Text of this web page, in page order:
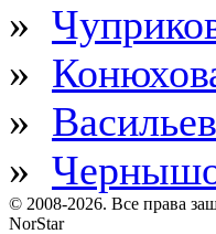
»
»
»
»
© 2008-2026. Все права
NorStar